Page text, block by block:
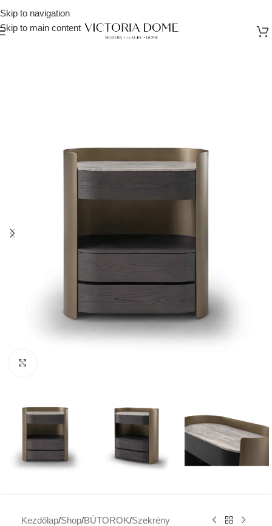
Skip to navigation
Skip to main content
Kezdőlap/Shop/BÚTOROK/Szekrény